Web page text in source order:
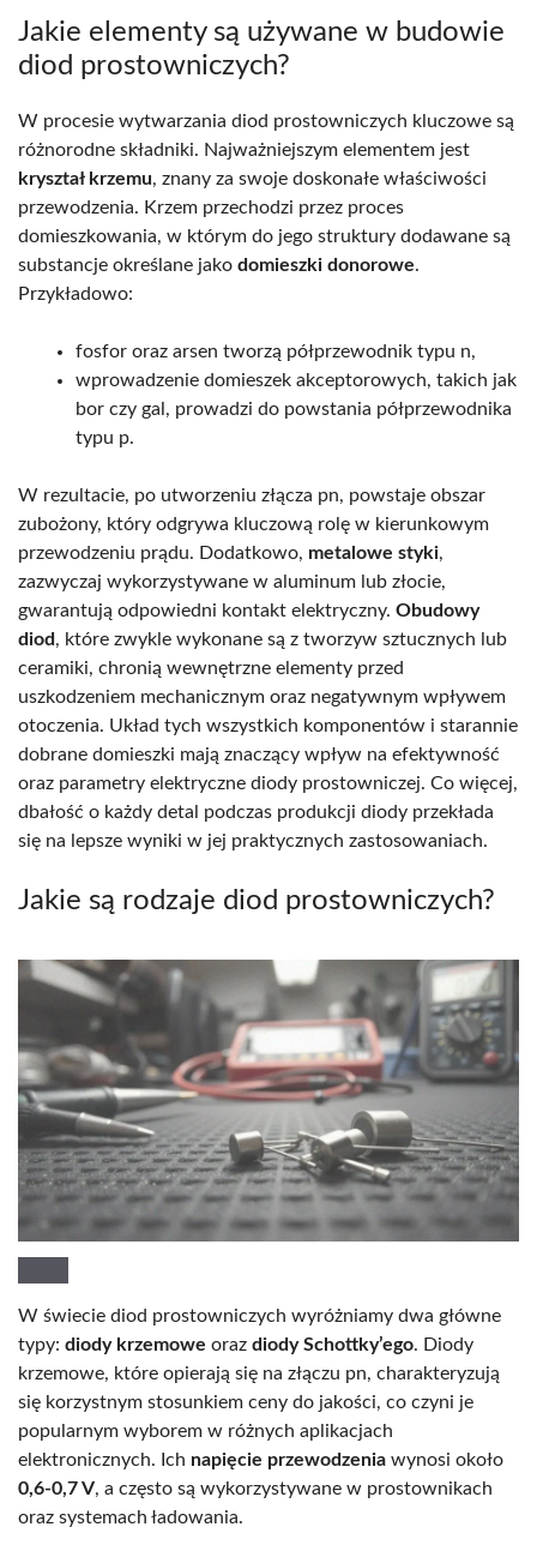
Jakie elementy są używane w budowie
diod prostowniczych?
W procesie wytwarzania diod prostowniczych kluczowe są
różnorodne składniki. Najważniejszym elementem jest
kryształ krzemu, znany za swoje doskonałe właściwości
przewodzenia. Krzem przechodzi przez proces
domieszkowania, w którym do jego struktury dodawane są
substancje określane jako domieszki donorowe.
Przykładowo:
fosfor oraz arsen tworzą półprzewodnik typu n,
wprowadzenie domieszek akceptorowych, takich jak
bor czy gal, prowadzi do powstania półprzewodnika
typu p.
W rezultacie, po utworzeniu złącza pn, powstaje obszar
zubożony, który odgrywa kluczową rolę w kierunkowym
przewodzeniu prądu. Dodatkowo, metalowe styki,
zazwyczaj wykorzystywane w aluminum lub złocie,
gwarantują odpowiedni kontakt elektryczny. Obudowy
diod, które zwykle wykonane są z tworzyw sztucznych lub
ceramiki, chronią wewnętrzne elementy przed
uszkodzeniem mechanicznym oraz negatywnym wpływem
otoczenia. Układ tych wszystkich komponentów i starannie
dobrane domieszki mają znaczący wpływ na efektywność
oraz parametry elektryczne diody prostowniczej. Co więcej,
dbałość o każdy detal podczas produkcji diody przekłada
się na lepsze wyniki w jej praktycznych zastosowaniach.
Jakie są rodzaje diod prostowniczych?
W świecie diod prostowniczych wyróżniamy dwa główne
typy: diody krzemowe oraz diody Schottky’ego. Diody
krzemowe, które opierają się na złączu pn, charakteryzują
się korzystnym stosunkiem ceny do jakości, co czyni je
popularnym wyborem w różnych aplikacjach
elektronicznych. Ich napięcie przewodzenia wynosi około
0,6-0,7 V, a często są wykorzystywane w prostownikach
oraz systemach ładowania.